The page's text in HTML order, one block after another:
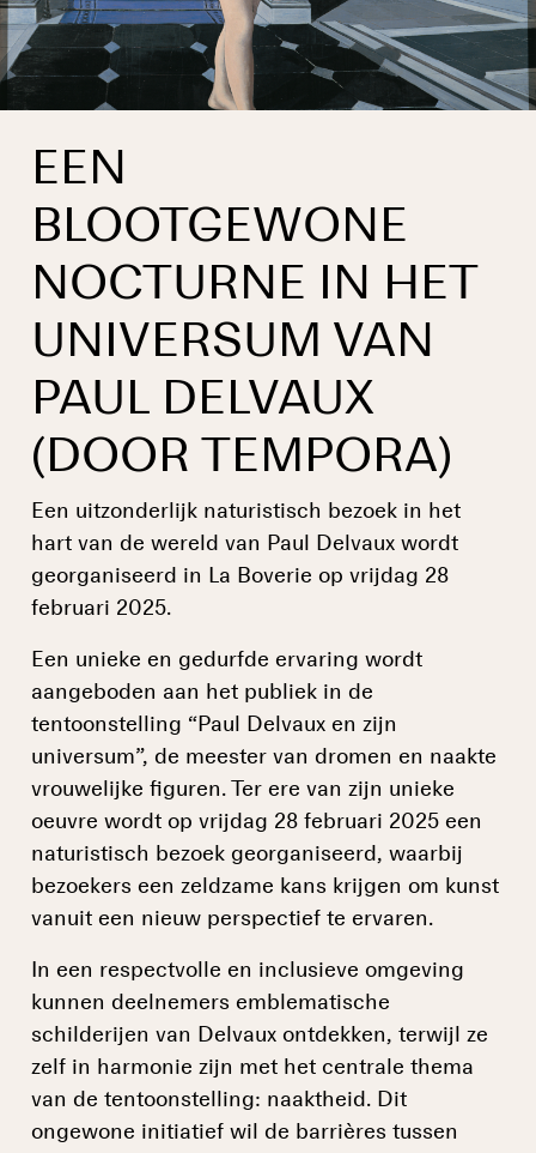
EEN
BLOOTGEWONE
NOCTURNE IN HET
UNIVERSUM VAN
PAUL DELVAUX
(DOOR TEMPORA)
Een uitzonderlijk naturistisch bezoek in het
hart van de wereld van Paul Delvaux wordt
georganiseerd in La Boverie op vrijdag 28
februari 2025.
Een unieke en gedurfde ervaring wordt
aangeboden aan het publiek in de
tentoonstelling “Paul Delvaux en zijn
universum”, de meester van dromen en naakte
vrouwelijke figuren. Ter ere van zijn unieke
oeuvre wordt op vrijdag 28 februari 2025 een
naturistisch bezoek georganiseerd, waarbij
bezoekers een zeldzame kans krijgen om kunst
vanuit een nieuw perspectief te ervaren.
In een respectvolle en inclusieve omgeving
kunnen deelnemers emblematische
schilderijen van Delvaux ontdekken, terwijl ze
zelf in harmonie zijn met het centrale thema
van de tentoonstelling: naaktheid. Dit
ongewone initiatief wil de barrières tussen